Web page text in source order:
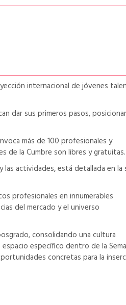
internacional de jóvenes
dar sus primeros pasos,
más de 100 profesionales y
de la Cumbre son libres y gratuitas.
las actividades, está detallada en la
profesionales en innumerables
del mercado y el universo
consolidando una cultura
específico dentro de la
concretas para la